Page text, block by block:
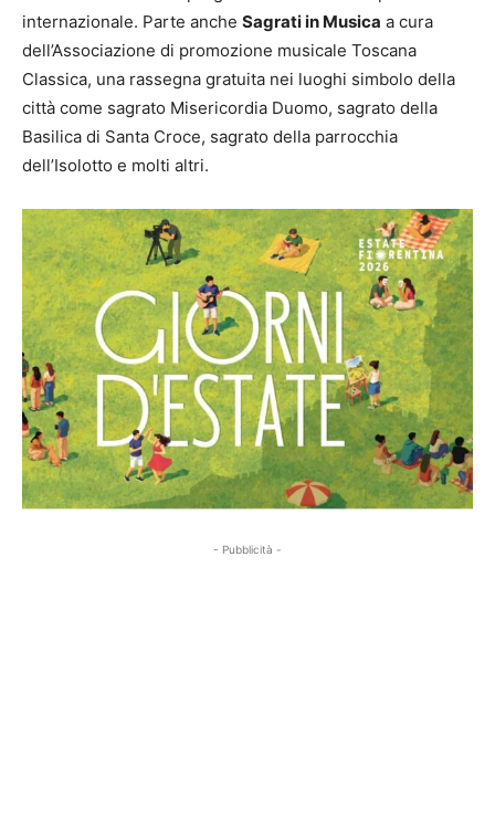
internazionale. Parte anche Sagrati in Musica a cura
dell’Associazione di promozione musicale Toscana
Classica, una rassegna gratuita nei luoghi simbolo della
città come sagrato Misericordia Duomo, sagrato della
Basilica di Santa Croce, sagrato della parrocchia
dell’Isolotto e molti altri.
- Pubblicità -